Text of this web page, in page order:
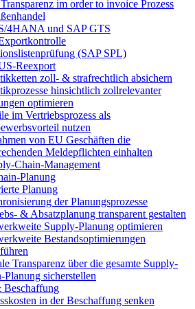
im order to invoice Prozess
4HANA und SAP GTS
(SAP SPL)
Reexport
zoll- & strafrechtlich absichern
hinsichtlich zollrelevanter
optimieren
im Vertriebsprozess als
nutzen
von EU Geschäften die
Meldepflichten einhalten
Chain-Management
Planung
Planung
der Planungsprozesse
& Absatzplanung transparent gestalten
Supply-Planung optimieren
Bestandsoptimierungen
Transparenz über die gesamte Supply-
Planung sicherstellen
in der Beschaffung senken